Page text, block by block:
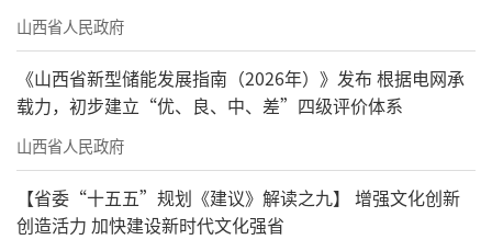
山西省人民政府
《山西省新型储能发展指南（2026年）》发布 根据电网承
载力，初步建立“优、良、中、差”四级评价体系
山西省人民政府
【省委“十五五”规划《建议》解读之九】 增强文化创新
创造活力 加快建设新时代文化强省